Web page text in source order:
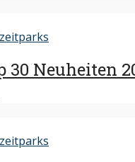
Neuheiten